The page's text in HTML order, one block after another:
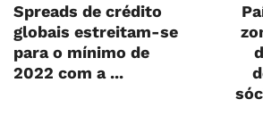
Spreads de crédito
globais estreitam-se
para o mínimo de
2022 com a ...